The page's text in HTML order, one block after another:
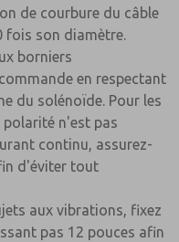
de courbure du câble
fois son diamètre.
borniers
en respectant
du solénoïde. Pour les
n'est pas
continu, assurez-
d'éviter tout
aux vibrations, fixez
pas 12 pouces afin